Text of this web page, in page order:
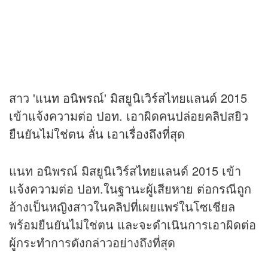
สาว 'แนท อนิพรณ์' มิสยูนิเวิร์สไทยแลนด์ 2015
เข้าแจ้งความต่อ ปอท. เอาผิดคนปล่อยคลิปสยิว
ยืนยันไม่ใช่ตน ลั่น เอาเรื่องถึงที่สุด
แนท อนิพรณ์ มิสยูนิเวิร์สไทยแลนด์ 2015 เข้า
แจ้งความต่อ ปอท.ในฐานะผู้เสียหาย ต่อกรณีถูก
อ้างเป็นหญิงสาวในคลิปที่เผยแพร่ในโซเชียล
พร้อมยืนยันไม่ใช่ตน และจะดำเนินการเอาผิดต่อ
ผู้กระทำการดังกล่าวอย่างถึงที่สุด